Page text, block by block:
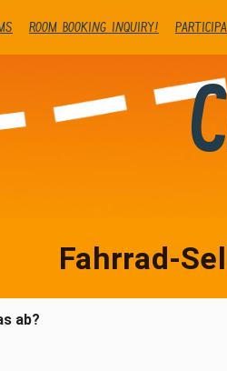
Room booking inquiry!
Fahrrad-
ab?